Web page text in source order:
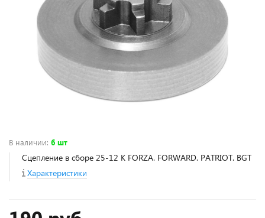
В наличии: 6 шт
Сцепление в сборе 25-12 К FORZA. FORWARD. PATRIOT. BGT
Характеристики